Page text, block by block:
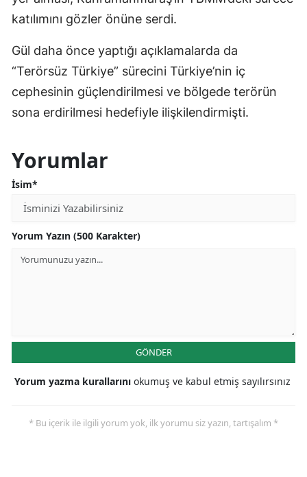
katılımını gözler önüne serdi.
Gül daha önce yaptığı açıklamalarda da
“Terörsüz Türkiye” sürecini Türkiye’nin iç
cephesinin güçlendirilmesi ve bölgede terörün
sona erdirilmesi hedefiyle ilişkilendirmişti.
Yorumlar
İsim*
Yorum Yazın (500 Karakter)
GÖNDER
Yorum yazma kurallarını okumuş ve kabul etmiş sayılırsınız
* Bu içerik ile ilgili yorum yok, ilk yorumu siz yazın, tartışalım *